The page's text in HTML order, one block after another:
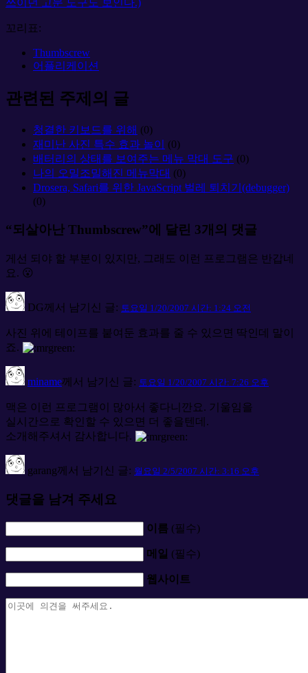
쓰이던 고문 도구도 보인다.)
꼬리표:
Thumbscrew
어플리케이션
관련된 주제의 글
청결한 키보드를 위해 (0)
재미난 사진 특수 효과 놀이
(0)
배터리의 상태를 보여주는 메뉴 막대 도구 (0)
나의 오밀조밀해진 메뉴막대 (0)
Drosera, Safari를 위한 JavaScript 벌레 퇴치기(debugger)
(0)
“되살아난 Thumbscrew”에 달린 3개의 댓글
게선 되야 할 부분이 있지만, 그래도 이런 프로그램은 반갑네
요. 😮
DG께서 남기신 글: 토요일 1/20/2007 시간: 1:24 오전
사진 위에 테이프를 붙여둔 효과를 줄 수 있으면 딱인데 말이
죠.
miname께서 남기신 글: 토요일 1/20/2007 시간: 7:26 오후
맥은 이런 프로그램이 많아서 좋다니깐요. 기울임을
실시간으로 확인할 수 있으면 더 좋을텐데.
소개해주셔서 감사합니다.
garang께서 남기신 글: 월요일 2/5/2007 시간: 3:16 오후
댓글을 남겨 주세요
이름 (필수)
메일 (필수)
웹사이트